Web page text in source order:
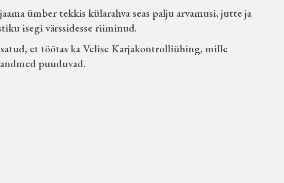
ümber tekkis külarahva seas palju arvamusi, jutte ja
isegi värssidesse riiminud.
et töötas ka Velise Karjakontrolliühing, mille
puuduvad.